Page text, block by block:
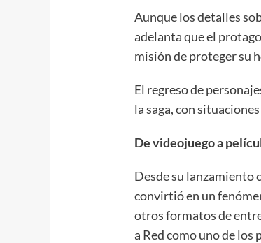
Aunque los detalles
adelanta que el
misión de proteger su
El regreso de
la saga, con
De videojuego a
Desde su lanzamiento
convirtió en un
otros formatos de
a Red como uno de los